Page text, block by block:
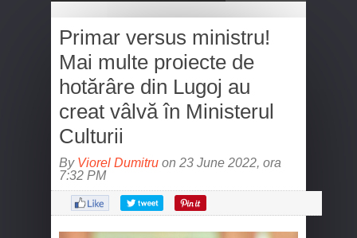
Primar versus ministru!
Mai multe proiecte de
hotărâre din Lugoj au
creat vâlvă în Ministerul
Culturii
By Viorel Dumitru on 23 June 2022, ora
7:32 PM